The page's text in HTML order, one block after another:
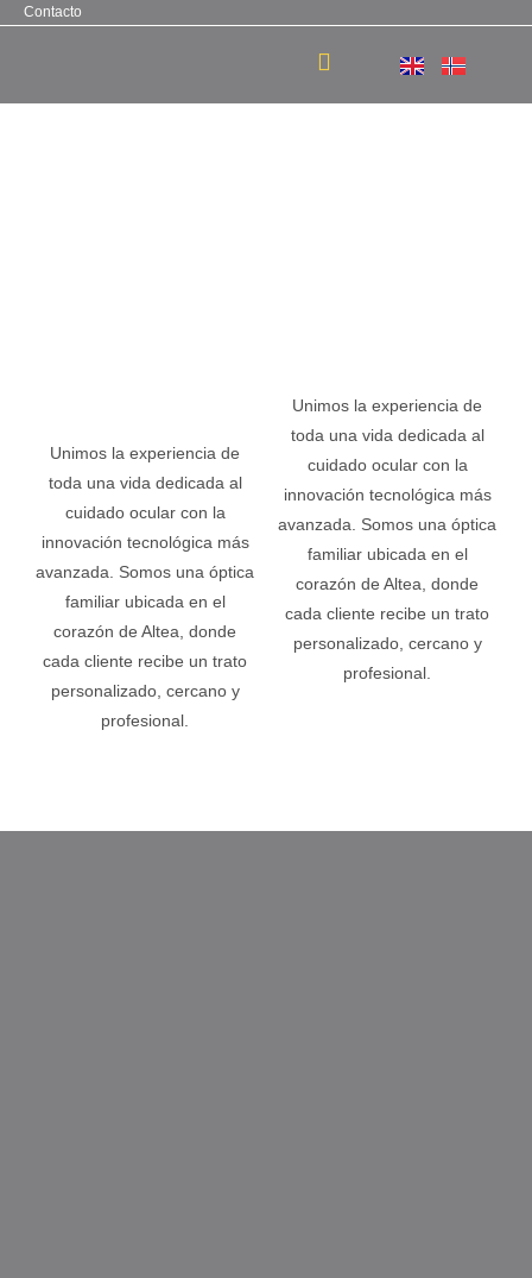
Contacto
Unimos la experiencia de
toda una vida dedicada al
cuidado ocular con la
innovación tecnológica más
avanzada. Somos una óptica
familiar ubicada en el
corazón de Altea, donde
cada cliente recibe un trato
personalizado, cercano y
profesional.
Unimos la experiencia de
toda una vida dedicada al
cuidado ocular con la
innovación tecnológica más
avanzada. Somos una óptica
familiar ubicada en el
corazón de Altea, donde
cada cliente recibe un trato
personalizado, cercano y
profesional.